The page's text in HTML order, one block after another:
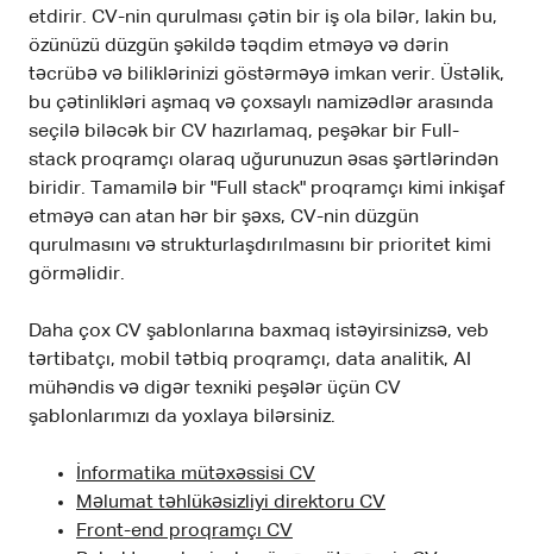
etdirir. CV-nin qurulması çətin bir iş ola bilər, lakin bu,
özünüzü düzgün şəkildə təqdim etməyə və dərin
təcrübə və biliklərinizi göstərməyə imkan verir. Üstəlik,
bu çətinlikləri aşmaq və çoxsaylı namizədlər arasında
seçilə biləcək bir CV hazırlamaq, peşəkar bir Full-
stack proqramçı olaraq uğurunuzun əsas şərtlərindən
biridir. Tamamilə bir "Full stack" proqramçı kimi inkişaf
etməyə can atan hər bir şəxs, CV-nin düzgün
qurulmasını və strukturlaşdırılmasını bir prioritet kimi
görməlidir.
Daha çox CV şablonlarına baxmaq istəyirsinizsə, veb
tərtibatçı, mobil tətbiq proqramçı, data analitik, AI
mühəndis və digər texniki peşələr üçün CV
şablonlarımızı da yoxlaya bilərsiniz.
İnformatika mütəxəssisi CV
Məlumat təhlükəsizliyi direktoru CV
Front-end proqramçı CV